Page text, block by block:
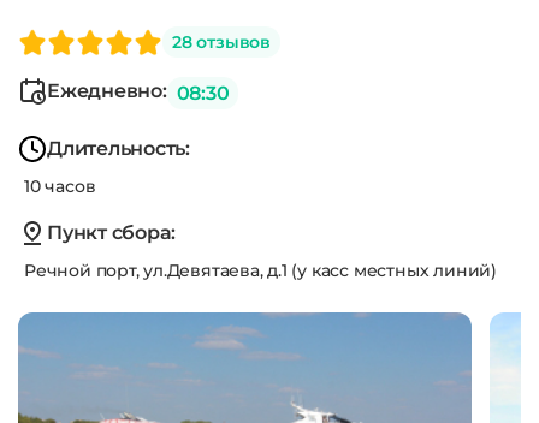
28 отзывов
Ежедневно: 08:30
Длительность:
10 часов
Пункт сбора:
Речной порт, ул.Девятаева, д.1 (у касс местных линий)